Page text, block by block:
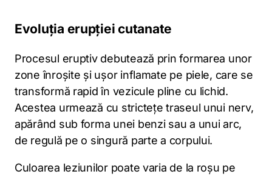
Evoluția erupției cutanate
Procesul eruptiv debutează prin formarea unor
zone înroșite și ușor inflamate pe piele, care se
transformă rapid în vezicule pline cu lichid.
Acestea urmează cu strictețe traseul unui nerv,
apărând sub forma unei benzi sau a unui arc,
de regulă pe o singură parte a corpului.
Culoarea leziunilor poate varia de la roșu pe